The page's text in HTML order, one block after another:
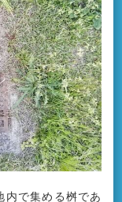
内で集める桝であ